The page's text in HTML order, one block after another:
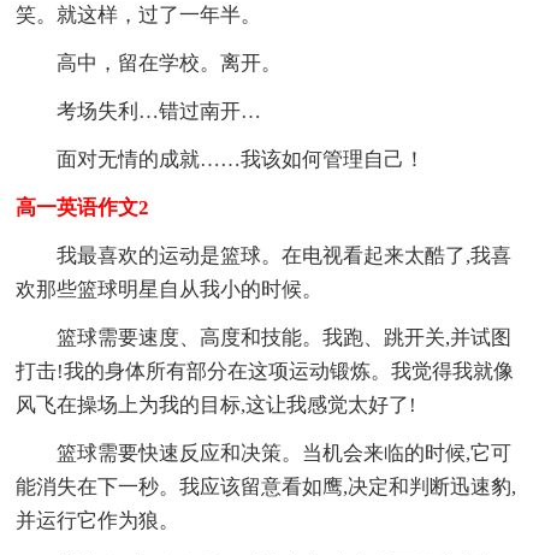
笑。就这样，过了一年半。
高中，留在学校。离开。
考场失利…错过南开…
面对无情的成就……我该如何管理自己！
高一英语作文2
我最喜欢的运动是篮球。在电视看起来太酷了,我喜
欢那些篮球明星自从我小的时候。
篮球需要速度、高度和技能。我跑、跳开关,并试图
打击!我的身体所有部分在这项运动锻炼。我觉得我就像
风飞在操场上为我的目标,这让我感觉太好了!
篮球需要快速反应和决策。当机会来临的时候,它可
能消失在下一秒。我应该留意看如鹰,决定和判断迅速豹,
并运行它作为狼。